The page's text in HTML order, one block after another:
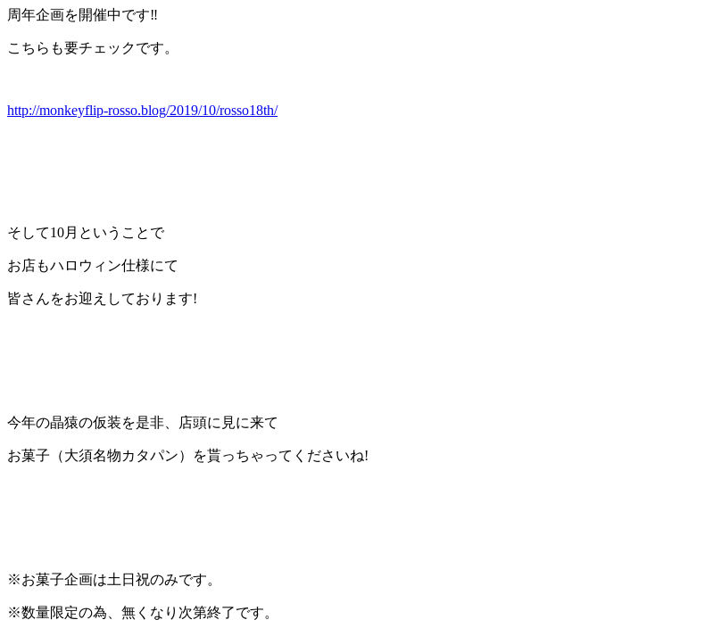
周年企画を開催中です‼
こちらも要チェックです。
http://monkeyflip-rosso.blog/2019/10/rosso18th/
そして10月ということで
お店もハロウィン仕様にて
皆さんをお迎えしております!
今年の晶猿の仮装を是非、店頭に見に来て
お菓子（大須名物カタパン） を貰っちゃってくださいね!
※お菓子企画は土日祝のみです。
※数量限定の為、無くなり次第終了です。